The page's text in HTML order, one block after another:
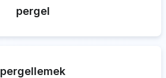
pergel
pergellemek